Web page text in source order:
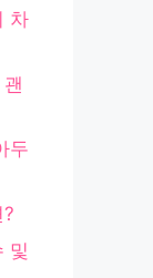
차
두
및